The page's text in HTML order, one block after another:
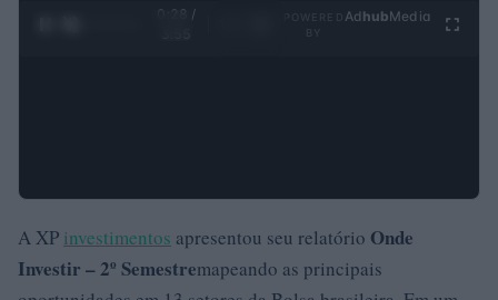
0:29 /
Ad hubMedia
A XP investimentos apresentou seu relatório Onde
Investir – 2º Semestremapeando as principais